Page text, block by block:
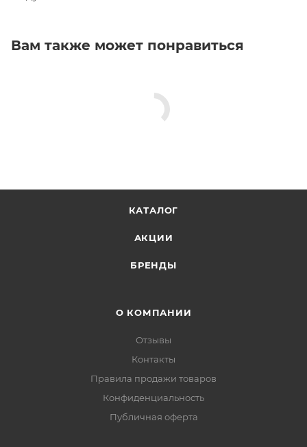
Вам также может понравиться
КАТАЛОГ
АКЦИИ
БРЕНДЫ
О КОМПАНИИ
Отзывы
Контакты
Правила продажи товаров
Конфиденциальность
Публичная оферта